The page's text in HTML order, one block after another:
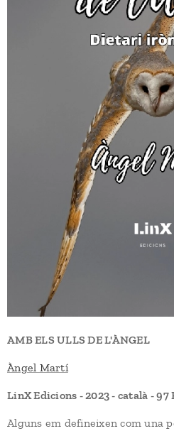
AMB ELS ULLS DE L'ÀNGEL
Àngel Martí
LinX Edicions - 2023 - català - 97
Alguns em defineixen com una